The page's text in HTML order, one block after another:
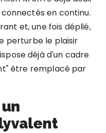
en continu.
et, une fois déplié,
perturbe le plaisir
déjà d'un cadre
être remplacé par